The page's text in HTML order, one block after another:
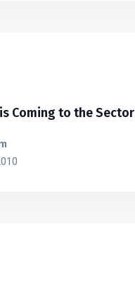
Coming to the Sector